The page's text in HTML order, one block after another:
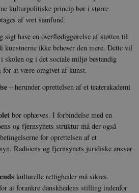
kulturpolitiske princip bør i større
af vort samfund.
sigt have en overflødiggørelse af støtten til
kunstnerne ikke behøver den mere. Dette vil
skolen og i det sociale miljø bestandig
for at være omgivet af kunst.
– herunder oprettelsen af et teaterakademi
bør ophæves. I forbindelse med en
og fjernsynets struktur må der også
for oprettelsen af et
Radioens og fjernsynets juridiske ansvar
kulturelle rettigheder må sikres.
at forankre danskhedens stilling indenfor